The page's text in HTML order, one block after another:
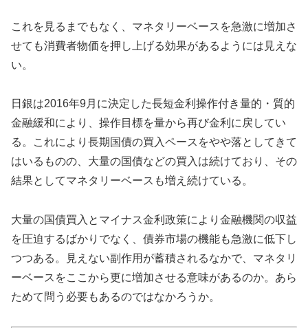
これを見るまでもなく、マネタリーベースを急激に増加さ
せても消費者物価を押し上げる効果があるようには見えな
い。
日銀は2016年9月に決定した長短金利操作付き量的・質的
金融緩和により、操作目標を量から再び金利に戻してい
る。これにより長期国債の買入ペースをやや落としてきて
はいるものの、大量の国債などの買入は続けており、その
結果としてマネタリーベースも増え続けている。
大量の国債買入とマイナス金利政策により金融機関の収益
を圧迫するばかりでなく、債券市場の機能も急激に低下し
つつある。見えない副作用が蓄積されるなかで、マネタリ
ーベースをここから更に増加させる意味があるのか。あら
ためて問う必要もあるのではなかろうか。